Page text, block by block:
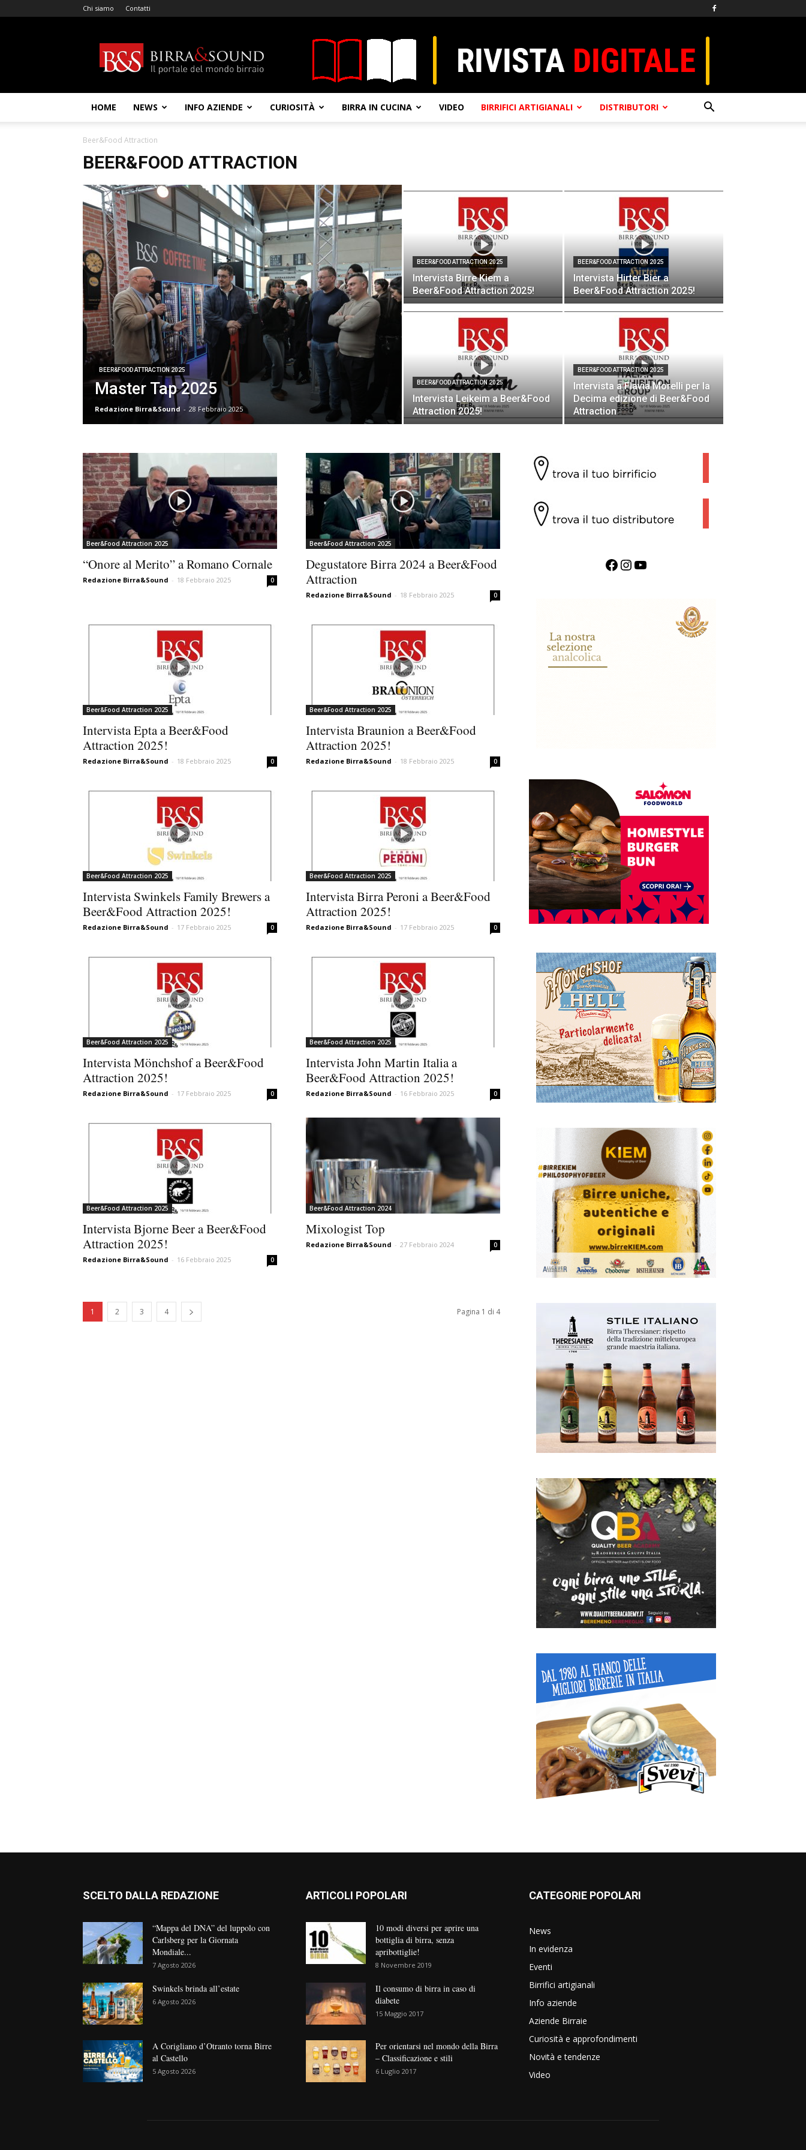
Chi siamo Contatti
&
Sound
HOME NEWS INFO AZIENDE CURIOSITÀ BIRRA IN CUCINA VIDEO BIRRIFICI ARTIGIANALI DISTRIBUTORI
Beer&Food Attraction
BEER&FOOD ATTRACTION
BEER&FOOD ATTRACTION 2025
Master Tap 2025
Redazione Birra&Sound - 28 Febbraio 2025
BEER&FOOD ATTRACTION 2025
Intervista Birre Kiem a
Beer&Food Attraction 2025!
BEER&FOOD ATTRACTION 2025
Intervista Hirter Bier a
Beer&Food Attraction 2025!
BEER&FOOD ATTRACTION 2025
Intervista Leikeim a Beer&Food
Attraction 2025!
BEER&FOOD ATTRACTION 2025
Intervista a Flavia Morelli per la
Decima edizione di Beer&Food
Attraction
Beer&Food Attraction 2025
“Onore al Merito” a Romano Cornale
Redazione Birra&Sound - 18 Febbraio 2025 0
Beer&Food Attraction 2025
Degustatore Birra 2024 a Beer&Food
Attraction
Redazione Birra&Sound - 18 Febbraio 2025 0
Beer&Food Attraction 2025
Intervista Epta a Beer&Food
Attraction 2025!
Redazione Birra&Sound - 18 Febbraio 2025 0
Beer&Food Attraction 2025
Intervista Braunion a Beer&Food
Attraction 2025!
Redazione Birra&Sound - 18 Febbraio 2025 0
Beer&Food Attraction 2025
Intervista Swinkels Family Brewers a
Beer&Food Attraction 2025!
Redazione Birra&Sound - 17 Febbraio 2025 0
Beer&Food Attraction 2025
Intervista Birra Peroni a Beer&Food
Attraction 2025!
Redazione Birra&Sound - 17 Febbraio 2025 0
Beer&Food Attraction 2025
Intervista Mönchshof a Beer&Food
Attraction 2025!
Redazione Birra&Sound - 17 Febbraio 2025 0
Beer&Food Attraction 2025
Intervista John Martin Italia a
Beer&Food Attraction 2025!
Redazione Birra&Sound - 16 Febbraio 2025 0
Beer&Food Attraction 2025
Intervista Bjorne Beer a Beer&Food
Attraction 2025!
Redazione Birra&Sound - 16 Febbraio 2025 0
Beer&Food Attraction 2024
Mixologist Top
Redazione Birra&Sound - 27 Febbraio 2024 0
1 2 3 4 Pagina 1 di 4
Facebook InstagramYouTube
SCELTO DALLA REDAZIONE
“Mappa del DNA” del luppolo con
Carlsberg per la Giornata
Mondiale...
7 Agosto 2026
Swinkels brinda all’estate
6 Agosto 2026
A Corigliano d’Otranto torna Birre
al Castello
5 Agosto 2026
ARTICOLI POPOLARI
10 modi diversi per aprire una
bottiglia di birra, senza
apribottiglie!
8 Novembre 2019
Il consumo di birra in caso di
diabete
15 Maggio 2017
Per orientarsi nel mondo della Birra
– Classificazione e stili
6 Luglio 2017
CATEGORIE POPOLARI
News
In evidenza
Eventi
Birrifici artigianali
Info aziende
Aziende Birraie
Curiosità e approfondimenti
Novità e tendenze
Video